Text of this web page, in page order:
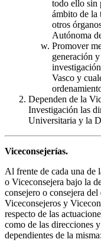
todo ello sin
ámbito de la
otros
Autónoma
Promover
generación
Vasco y
Dependen de la
Investigación las
Universitaria y la
Viceconsejerías.
Al frente de cada una de
o Viceconsejera bajo la
consejero o consejera
Viceconsejeros y
respecto de las
como de las direcciones
dependientes de la misma: